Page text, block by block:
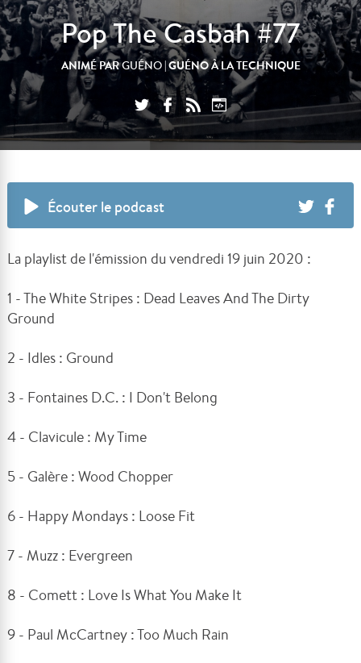
Pop The Casbah #77
ANIMÉ PARGUÉNO| GUÉNO À LA TECHNIQUE
Écouter le podcast
La playlist de l'émission du vendredi 19 juin 2020 :
1 - The White Stripes : Dead Leaves And The Dirty
Ground
2 - Idles : Ground
3 - Fontaines D.C. : I Don't Belong
4 - Clavicule : My Time
5 - Galère : Wood Chopper
6 - Happy Mondays : Loose Fit
7 - Muzz : Evergreen
8 - Comett : Love Is What You Make It
9 - Paul McCartney : Too Much Rain